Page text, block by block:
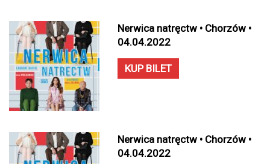
Nerwica natręctw • Chorzów •
04.04.2022
KUP BILET
Nerwica natręctw • Chorzów •
04.04.2022